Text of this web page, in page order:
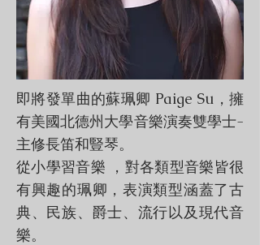
即將發單曲的蘇珮卿 Paige Su，擁
有美國北德州大學音樂演奏雙學士-
主修長笛和豎琴。
從小學習音樂 ，對各類型音樂皆很
有興趣的珮卿，表演類型涵蓋了古
典、民族、爵士、流行以及現代音
樂。